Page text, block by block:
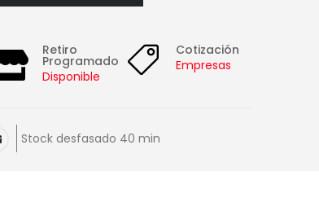
Retiro
Programado
Disponible
Cotización
Empresas
Stock desfasado 40 min